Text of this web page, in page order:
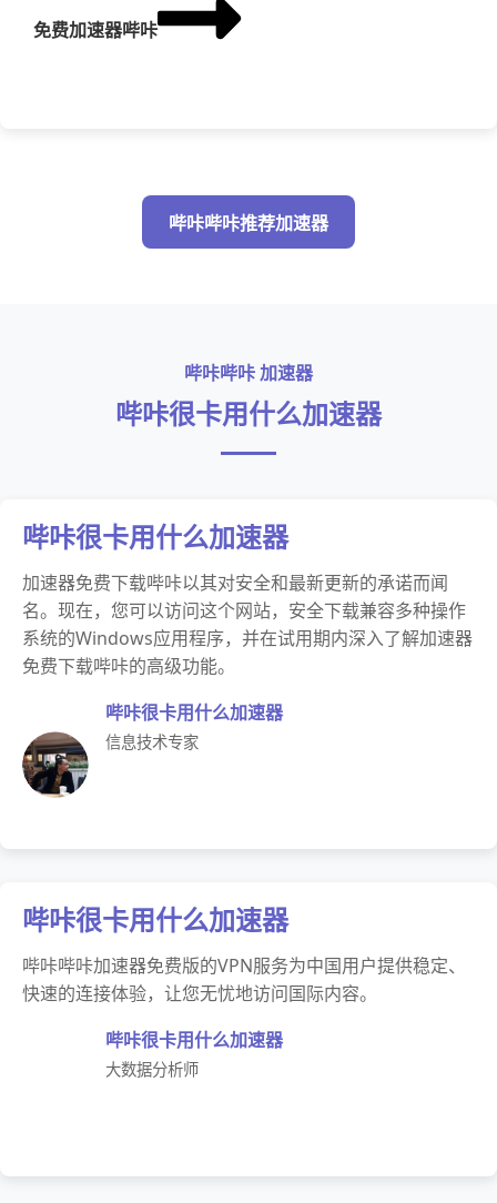
免费加速器哔咔
哔咔哔咔推荐加速器
哔咔哔咔 加速器
哔咔很卡用什么加速器
哔咔很卡用什么加速器
加速器免费下载哔咔以其对安全和最新更新的承诺而闻
名。现在，您可以访问这个网站，安全下载兼容多种操作
系统的Windows应用程序，并在试用期内深入了解加速器
免费下载哔咔的高级功能。
哔咔很卡用什么加速器
信息技术专家
哔咔很卡用什么加速器
哔咔哔咔加速器免费版的VPN服务为中国用户提供稳定、
快速的连接体验，让您无忧地访问国际内容。
哔咔很卡用什么加速器
大数据分析师